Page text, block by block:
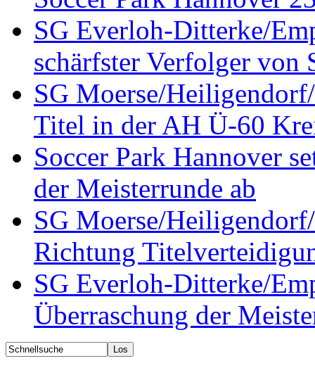
SG Everloh-Ditterke/
schärfster Verfolger von
SG Moerse/
Titel in der AH Ü-60
Soccer Park Hannover
der Meisterrunde ab
SG Moerse/
Richtung
SG Everloh-Ditterke/
Überraschung der